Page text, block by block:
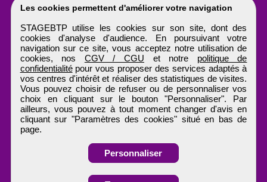
Les cookies permettent d'améliorer votre navigation
STAGEBTP utilise les cookies sur son site, dont des
cookies d'analyse d'audience. En poursuivant votre
navigation sur ce site, vous acceptez notre utilisation de
cookies, nos CGV / CGU et notre politique de
confidentialitépour vous proposer des services adaptés à
vos centres d'intérêt et réaliser des statistiques de visites.
Vous pouvez choisir de refuser ou de personnaliser vos
choix en cliquant sur le bouton "Personnaliser". Par
ailleurs, vous pouvez à tout moment changer d'avis en
cliquant sur "Paramètres des cookies" situé en bas de
page.
Personnaliser